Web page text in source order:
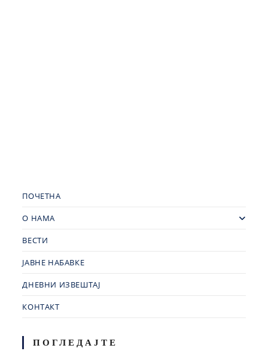
ПОЧЕТНА
О НАМА
ВЕСТИ
ЈАВНЕ НАБАВКЕ
ДНЕВНИ ИЗВЕШТАЈ
КОНТАКТ
ПОГЛЕДАЈТЕ